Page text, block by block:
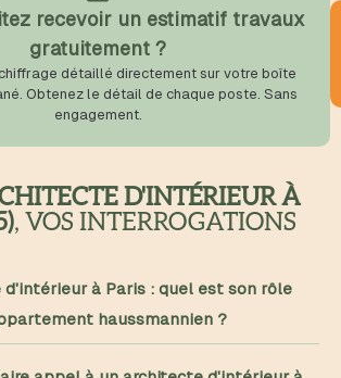
recevoir un estimatif travaux
gratuitement ?
détaillé directement sur votre boîte
Obtenez le détail de chaque poste. Sans
engagement.
D'INTÉRIEUR À
, VOS INTERROGATIONS
d'intérieur à Paris : quel est son rôle
haussmannien ?